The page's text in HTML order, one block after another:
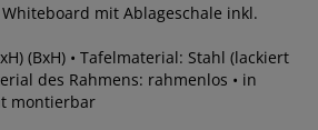
Whiteboard mit Ablageschale inkl.
(BxH) • Tafelmaterial: Stahl (lackiert
des Rahmens: rahmenlos • in
montierbar